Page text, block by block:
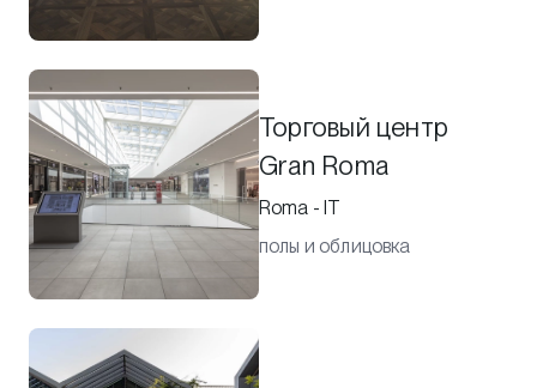
Торговый центр
Gran Roma
Roma - IT
полы и облицовка